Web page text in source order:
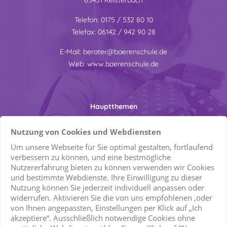
Bei der Antragstellung ist eine schriftliche
Aufforderung der Stelle vorzulegen, die das "erweiterte
dass die Voraussetzungen für die Erteilung eines
solchen Führungszeugnisses vorliegen.
Privatssphäre-Einstellungen
Marketing / Usability
Google Analytics
Anbieter
Google LLC
Nutzung von Cookies und Webdiensten
Um unsere Webseite für Sie optimal gestalten, fortlaufend
verbessern zu können, und eine bestmögliche
Nutzererfahrung bieten zu können verwenden wir Cookies
und bestimmte Webdienste. Ihre Einwilligung zu dieser
Nutzung können Sie jederzeit individuell anpassen oder
widerrufen. Aktivieren Sie die von uns empfohlenen ,oder
von Ihnen angepassten, Einstellungen per Klick auf „Ich
akzeptiere“. Ausschließlich notwendige Cookies ohne
Telefon: 0175 / 532 80 10
Telefax: 06142 / 942 90 28
E-Mail: berater@baerenschule.de
Web:www.baerenschule.de
Hauptthemen
Stellenangebote
Soziale Medien